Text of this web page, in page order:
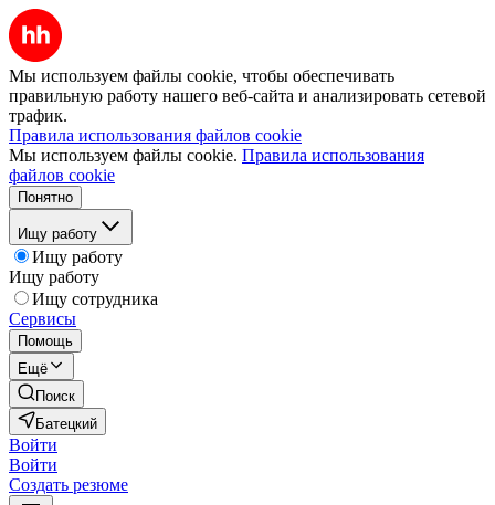
Мы используем файлы cookie, чтобы обеспечивать
правильную работу нашего веб-сайта и анализировать сетевой
трафик.
Правила использования файлов cookie
Мы используем файлы cookie. Правила использования
файлов cookie
Понятно
Ищу работу
Ищу работу
Ищу работу
Ищу сотрудника
Сервисы
Помощь
Ещё
Поиск
Батецкий
Войти
Войти
Создать резюме